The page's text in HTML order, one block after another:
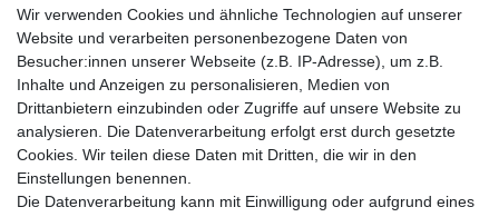
VERSAND
Wir verwenden Cookies und ähnliche Technologien auf unserer
Website und verarbeiten personenbezogene Daten von
Besucher:innen unserer Webseite (z.B. IP-Adresse), um z.B.
Inhalte und Anzeigen zu personalisieren, Medien von
Drittanbietern einzubinden oder Zugriffe auf unsere Website zu
analysieren. Die Datenverarbeitung erfolgt erst durch gesetzte
Cookies. Wir teilen diese Daten mit Dritten, die wir in den
Einstellungen benennen.
Die Datenverarbeitung kann mit Einwilligung oder aufgrund eines